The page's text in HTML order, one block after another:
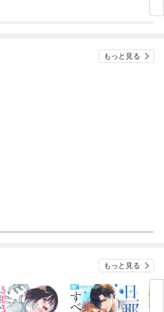
もっと見る
もっと見る